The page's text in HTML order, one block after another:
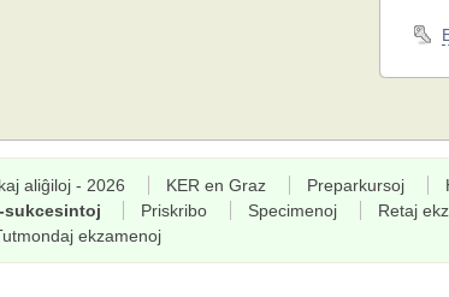
aliĝiloj - 2026 KER en Graz Preparkursoj
sukcesintoj Priskribo Specimenoj Retaj
ekzamenoj